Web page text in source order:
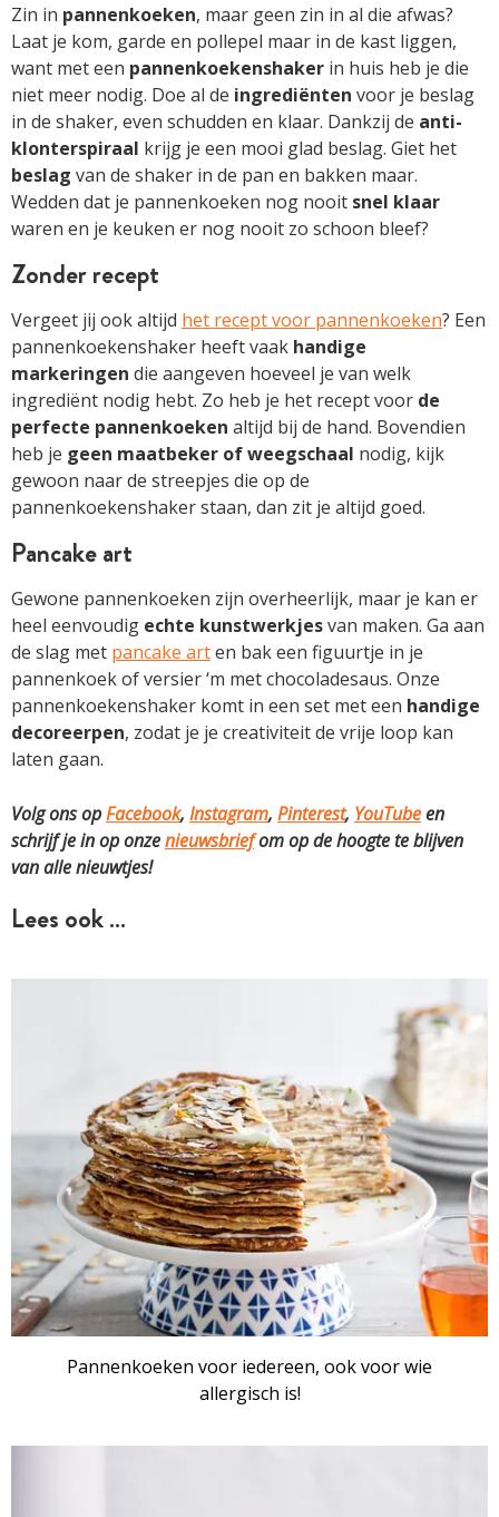
Zin in pannenkoeken, maar geen zin in al die afwas?
Laat je kom, garde en pollepel maar in de kast liggen,
want met een pannenkoekenshaker in huis heb je die
niet meer nodig. Doe al de ingrediënten voor je beslag
in de shaker, even schudden en klaar. Dankzij de anti-
klonterspiraal krijg je een mooi glad beslag. Giet het
beslag van de shaker in de pan en bakken maar.
Wedden dat je pannenkoeken nog nooit snel klaar
waren en je keuken er nog nooit zo schoon bleef?
Zonder recept
Vergeet jij ook altijd het recept voor pannenkoeken? Een
pannenkoekenshaker heeft vaak handige
markeringen die aangeven hoeveel je van welk
ingrediënt nodig hebt. Zo heb je het recept voor de
perfecte pannenkoeken altijd bij de hand. Bovendien
heb je geen maatbeker of weegschaal nodig, kijk
gewoon naar de streepjes die op de
pannenkoekenshaker staan, dan zit je altijd goed.
Pancake art
Gewone pannenkoeken zijn overheerlijk, maar je kan er
heel eenvoudig echte kunstwerkjesvan maken. Ga aan
de slag met pancake arten bak een figuurtje in je
pannenkoek of versier ‘m met chocoladesaus. Onze
pannenkoekenshaker komt in een set met een handige
decoreerpen, zodat je je creativiteit de vrije loop kan
laten gaan.
Volg ons opFacebook, Instagram, Pinterest, YouTubeen
schrijf je in op onzenieuwsbriefom op de hoogte te blijven
van alle nieuwtjes!
Lees ook …
Pannenkoeken voor iedereen, ook voor wie
allergisch is!